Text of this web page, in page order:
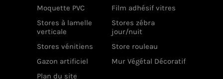
Moquette PVC
Film adhésif vitres
Stores à lamelle
verticale
Stores zébra
jour/nuit
Stores vénitiens
Store rouleau
Gazon artificiel
Mur Végétal Décoratif
Plan du site